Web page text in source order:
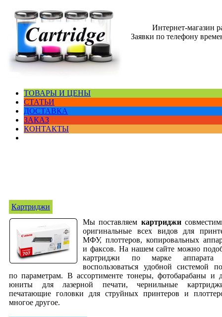
Интернет-магазин
Заявки по телефону
ТОВАРЫ И ЦЕНЫ
СТАТЬИ
ДОСТАВКА
ЗАКАЗ
КОНТАКТЫ
Картриджи
Мы поставляем картриджи
оригинальные всех видов для
МФУ, плоттеров, копировальных
и факсов. На нашем сайте можно
картриджи по марке аппарата
воспользоваться удобной системой
по параметрам. В ассортименте тонеры, фотобарабаны и
юниты для лазерной печати, чернильные
печатающие головки для струйных принтеров и
многое другое.